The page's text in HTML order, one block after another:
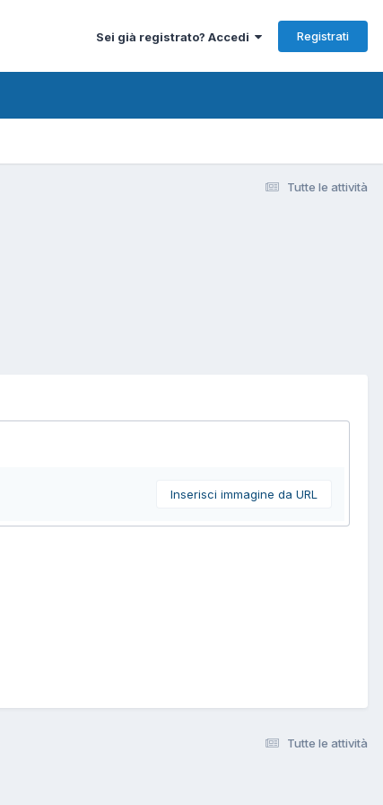
Sei già registrato? Accedi Registrati
Tutte le attività
Inserisci immagine da URL
Tutte le attività